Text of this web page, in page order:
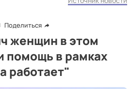
Поделиться
женщин в этом
помощь в рамках
работает"